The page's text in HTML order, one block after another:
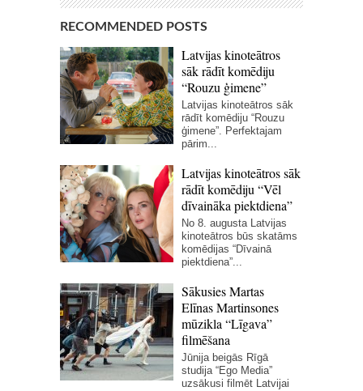
RECOMMENDED POSTS
Latvijas kinoteātros
sāk rādīt komēdiju
“Rouzu ģimene”
Latvijas kinoteātros sāk
rādīt komēdiju “Rouzu
ģimene”. Perfektajam
pārim...
Latvijas kinoteātros sāk
rādīt komēdiju “Vēl
dīvaināka piektdiena”
No 8. augusta Latvijas
kinoteātros būs skatāms
komēdijas “Dīvainā
piektdiena”...
Sākusies Martas
Elīnas Martinsones
mūzikla “Līgava”
filmēšana
Jūnija beigās Rīgā
studija “Ego Media”
uzsākusi filmēt Latvijai